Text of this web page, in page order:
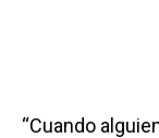
“Cuando